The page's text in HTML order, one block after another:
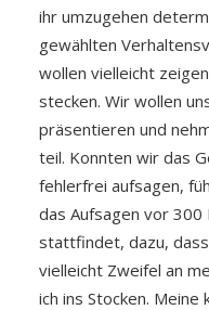
ihr umzugehen
gewählten
wollen vielleicht
stecken. Wir wollen
präsentieren und
teil. Konnten wir das
fehlerfrei aufsagen,
das Aufsagen vor 300
stattfindet, dazu,
vielleicht Zweifel an
ich ins Stocken.